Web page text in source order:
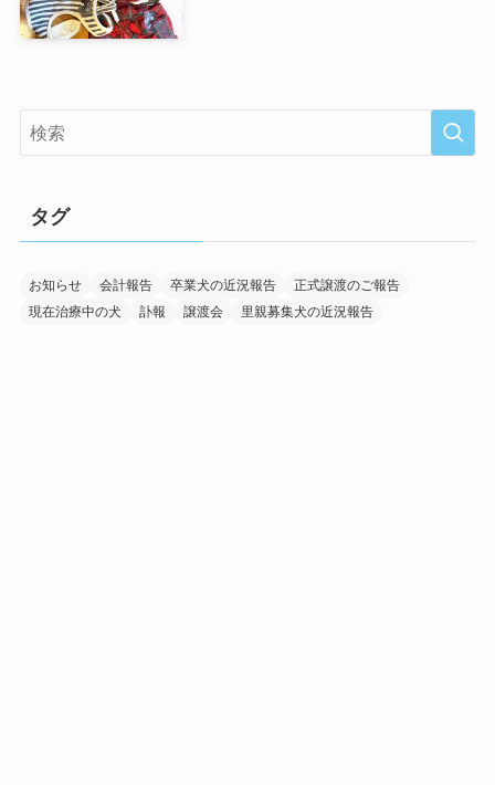
タグ
お知らせ 会計報告 卒業犬の近況報告
正式譲渡のご報告
現在治療中の犬
訃報 譲渡会 里親募集犬の近況報告